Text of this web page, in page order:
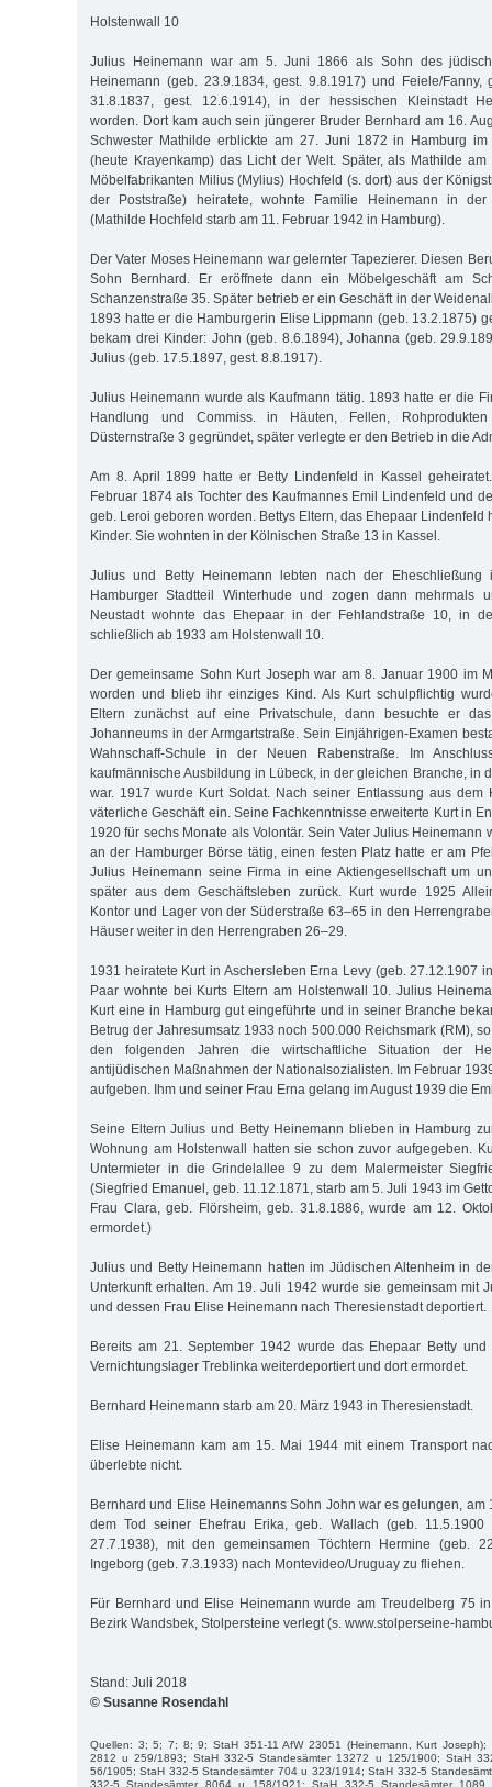
Holstenwall 10
Julius Heinemann war am 5. Juni 1866 als Sohn des
Heinemann (geb. 23.9.1834, gest. 9.8.1917) und Feiele/Fanny,
31.8.1837, gest. 12.6.1914), in der hessischen Kleinstadt
worden. Dort kam auch sein jüngerer Bruder Bernhard am 16.
Schwester Mathilde erblickte am 27. Juni 1872 in Hamburg
(heute Krayenkamp) das Licht der Welt. Später, als Mathilde
Möbelfabrikanten Milius (Mylius) Hochfeld (s. dort) aus der
der Poststraße) heiratete, wohnte Familie Heinemann in der
(Mathilde Hochfeld starb am 11. Februar 1942 in Hamburg).
Der Vater Moses Heinemann war gelernter Tapezierer. Diesen
Sohn Bernhard. Er eröffnete dann ein Möbelgeschäft am
Schanzenstraße 35. Später betrieb er ein Geschäft in der
1893 hatte er die Hamburgerin Elise Lippmann (geb. 13.2.1875)
bekam drei Kinder: John (geb. 8.6.1894), Johanna (geb.
Julius (geb. 17.5.1897, gest. 8.8.1917).
Julius Heinemann wurde als Kaufmann tätig. 1893 hatte er die
Handlung und Commiss. in Häuten, Fellen,
Düsternstraße 3 gegründet, später verlegte er den Betrieb in die
Am 8. April 1899 hatte er Betty Lindenfeld in Kassel
Februar 1874 als Tochter des Kaufmannes Emil Lindenfeld und
geb. Leroi geboren worden. Bettys Eltern, das Ehepaar Lindenfeld
Kinder. Sie wohnten in der Kölnischen Straße 13 in Kassel.
Julius und Betty Heinemann lebten nach der Eheschließung
Hamburger Stadtteil Winterhude und zogen dann mehrmals
Neustadt wohnte das Ehepaar in der Fehlandstraße 10, in
schließlich ab 1933 am Holstenwall 10.
Der gemeinsame Sohn Kurt Joseph war am 8. Januar 1900 im
worden und blieb ihr einziges Kind. Als Kurt schulpflichtig
Eltern zunächst auf eine Privatschule, dann besuchte er
Johanneums in der Armgartstraße. Sein Einjährigen-Examen
Wahnschaff-Schule in der Neuen Rabenstraße. Im
kaufmännische Ausbildung in Lübeck, in der gleichen Branche, in
war. 1917 wurde Kurt Soldat. Nach seiner Entlassung aus dem
väterliche Geschäft ein. Seine Fachkenntnisse erweiterte Kurt in
1920 für sechs Monate als Volontär. Sein Vater Julius Heinemann
an der Hamburger Börse tätig, einen festen Platz hatte er am
Julius Heinemann seine Firma in eine Aktiengesellschaft um
später aus dem Geschäftsleben zurück. Kurt wurde 1925
Kontor und Lager von der Süderstraße 63–65 in den
Häuser weiter in den Herrengraben 26–29.
1931 heiratete Kurt in Aschersleben Erna Levy (geb. 27.12.1907
Paar wohnte bei Kurts Eltern am Holstenwall 10. Julius
Kurt eine in Hamburg gut eingeführte und in seiner Branche
Betrug der Jahresumsatz 1933 noch 500.000 Reichsmark (RM),
den folgenden Jahren die wirtschaftliche Situation der
antijüdischen Maßnahmen der Nationalsozialisten. Im Februar
aufgeben. Ihm und seiner Frau Erna gelang im August 1939 die
Seine Eltern Julius und Betty Heinemann blieben in Hamburg
Wohnung am Holstenwall hatten sie schon zuvor aufgegeben.
Untermieter in die Grindelallee 9 zu dem Malermeister
(Siegfried Emanuel, geb. 11.12.1871, starb am 5. Juli 1943 im
Frau Clara, geb. Flörsheim, geb. 31.8.1886, wurde am 12.
ermordet.)
Julius und Betty Heinemann hatten im Jüdischen Altenheim in
Unterkunft erhalten. Am 19. Juli 1942 wurde sie gemeinsam mit
und dessen Frau Elise Heinemann nach Theresienstadt deportiert.
Bereits am 21. September 1942 wurde das Ehepaar Betty
Vernichtungslager Treblinka weiterdeportiert und dort ermordet.
Bernhard Heinemann starb am 20. März 1943 in Theresienstadt.
Elise Heinemann kam am 15. Mai 1944 mit einem Transport
überlebte nicht.
Bernhard und Elise Heinemanns Sohn John war es gelungen, am
dem Tod seiner Ehefrau Erika, geb. Wallach (geb. 11.5.1900
27.7.1938), mit den gemeinsamen Töchtern Hermine (geb.
Ingeborg (geb. 7.3.1933) nach Montevideo/Uruguay zu fliehen.
Für Bernhard und Elise Heinemann wurde am Treudelberg 75
Bezirk Wandsbek, Stolpersteine verlegt (s. www.stolperseine-
Stand: Juli 2018
© Susanne Rosendahl
Quellen: 3; 5; 7; 8; 9; StaH 351-11 AfW 23051 (Heinemann, Kurt Joseph);
2812 u 259/1893; StaH 332-5 Standesämter 13272 u 125/1900; StaH
56/1905; StaH 332-5 Standesämter 704 u 323/1914; StaH 332-5
332-5 Standesämter 8064 u 158/1921; StaH 332-5 Standesämter